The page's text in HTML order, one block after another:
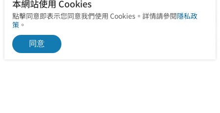
本網站使用 Cookies
點擊同意即表示您同意我們使用 Cookies。詳情請參閱隱私政
策。
同意